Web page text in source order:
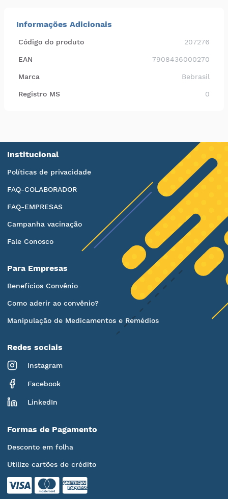
Informações Adicionais
Código do produto 207276
EAN 7908436000270
Marca Bebrasil
Registro MS 0
Institucional
Políticas de privacidade
FAQ-COLABORADOR
FAQ-EMPRESAS
Campanha vacinação
Fale Conosco
Para Empresas
Benefícios Convênio
Como aderir ao convênio?
Manipulação de Medicamentos e Remédios
Redes sociais
Instagram
Facebook
LinkedIn
Formas de Pagamento
Desconto em folha
Utilize cartões de crédito